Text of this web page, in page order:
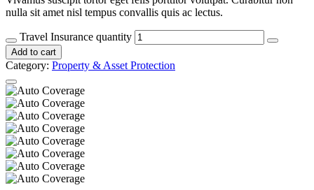
nulla sit amet nisl tempus convallis quis ac lectus.
Travel Insurance quantity
Add to cart
Category: Property & Asset Protection